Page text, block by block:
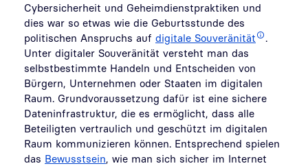
Cybersicherheit und Geheimdienstpraktiken und
dies war so etwas wie die Geburtsstunde des
politischen Anspruchs auf digitale Souveränität
Unter digitaler Souveränität versteht man das
selbstbestimmte Handeln und Entscheiden von
Bürgern, Unternehmen oder Staaten im digitalen
Raum. Grundvoraussetzung dafür ist eine sichere
Dateninfrastruktur, die es ermöglicht, dass alle
Beteiligten vertraulich und geschützt im digitalen
Raum kommunizieren können. Entsprechend spielen
das Bewusstsein , wie man sich sicher im Internet